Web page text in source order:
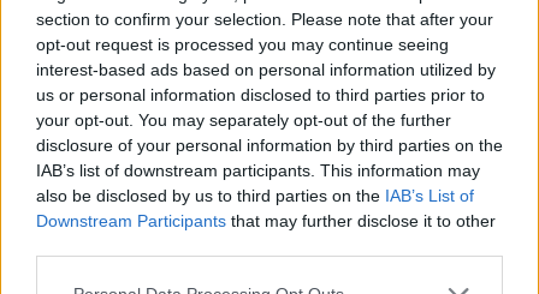
section to confirm your selection. Please note that after your
opt-out request is processed you may continue seeing
interest-based ads based on personal information utilized by
us or personal information disclosed to third parties prior to
your opt-out. You may separately opt-out of the further
disclosure of your personal information by third parties on the
IAB’s list of downstream participants. This information may
also be disclosed by us to third parties on the IAB’s List of
Downstream Participants that may further disclose it to other
γνώση με τη μόρφωση και την καλλιέργεια του
πνεύματος οι νέοι δημιουργούν ολοκληρωμένη
προσωπικότητα και ενδυναμώνεται η αγάπη τους στην
τέχνη και τον πολιτισμό. Ανέφερε χαρακτηριστικά
«Δεν είναι πολυτέλεια εν μέσω οικονομικής κρίσης η
ενίσχυση των καλλιτεχνών μας. Είναι μια έμπρακτή
κίνηση εκτίμησης του πνευματικού κόσμου της
Κύπρου». Καλούμε το Υπουργείο Παιδείας και την